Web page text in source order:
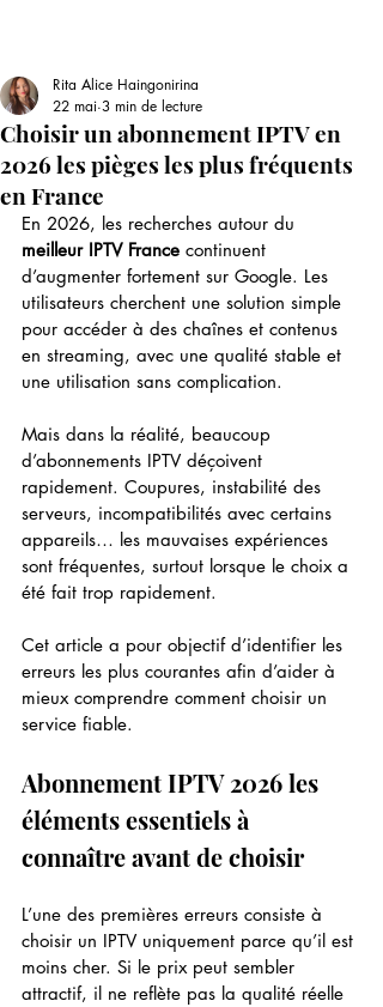
Choisir un abonnement IPTV en
2026 les pièges les plus fréquents
en France
Rita Alice Haingonirina
22 mai 3 min de lecture
En 2026, les recherches autour du
meilleur IPTV France continuent
d’augmenter fortement sur Google. Les
utilisateurs cherchent une solution simple
pour accéder à des chaînes et contenus
en streaming, avec une qualité stable et
une utilisation sans complication.
Mais dans la réalité, beaucoup
d’abonnements IPTV déçoivent
rapidement. Coupures, instabilité des
serveurs, incompatibilités avec certains
appareils… les mauvaises expériences
sont fréquentes, surtout lorsque le choix a
été fait trop rapidement.
Cet article a pour objectif d’identifier les
erreurs les plus courantes afin d’aider à
mieux comprendre comment choisir un
service fiable.
Abonnement IPTV 2026 les
éléments essentiels à
connaître avant de choisir
L’une des premières erreurs consiste à
choisir un IPTV uniquement parce qu’il est
moins cher. Si le prix peut sembler
attractif, il ne reflète pas la qualité réelle